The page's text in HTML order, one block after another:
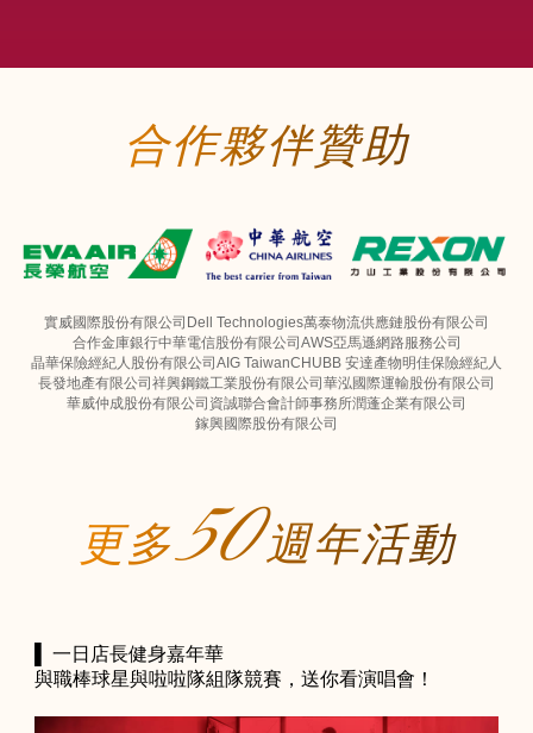
合作夥伴贊助
實威國際股份有限公司 Dell Technologies萬泰物流供應鏈股份有限公司
合作金庫銀行中華電信股份有限公司 AWS亞馬遜網路服務公司
晶華保險經紀人股份有限公司 AIG TaiwanCHUBB 安達產物明佳保險經紀人
長發地產有限公司 祥興鋼鐵工業股份有限公司 華泓國際運輸股份有限公司
華威仲成股份有限公司 資誠聯合會計師事務所潤蓬企業有限公司
鎵興國際股份有限公司
更多50週年活動
▌ 一日店長健身嘉年華
與職棒球星與啦啦隊組隊競賽，送你看演唱會！